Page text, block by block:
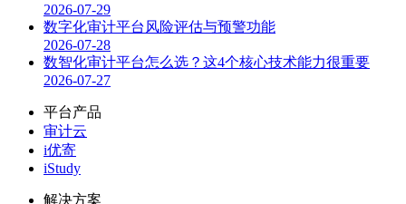
2026-07-29
数字化审计平台风险评估与预警功能
2026-07-28
数智化审计平台怎么选？这4个核心技术能力很重要
2026-07-27
平台产品
审计云
i优寄
iStudy
解决方案